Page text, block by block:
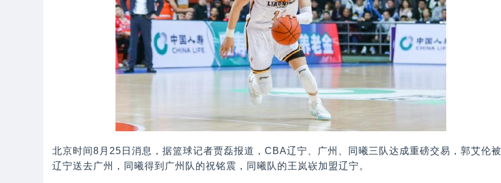
北京时间8月25日消息，据篮球记者贾磊报道，CBA辽宁、广州、同曦三队达成重磅交易，郭艾伦被
辽宁送去广州，同曦得到广州队的祝铭震，同曦队的王岚嵚加盟辽宁。